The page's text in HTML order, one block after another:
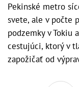
Pekinské metro
svete, ale v počte
podzemky v Tokiu
cestujúci, ktorý v
zapožičať od